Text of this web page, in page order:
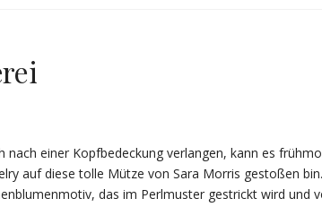
einer Kopfbedeckung verlangen, kann es
auf diese tolle Mütze von Sara Morris gestoßen
das im Perlmuster gestrickt wird und